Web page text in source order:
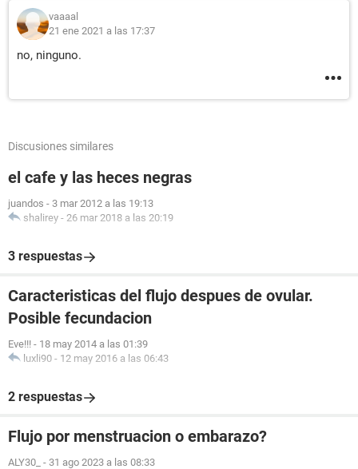
vaaaal
21 ene 2021 a las 17:37
no, ninguno.
Discusiones similares
el cafe y las heces negras
juandos - 3 mar 2012 a las 19:13
shalirey - 26 mar 2018 a las 20:19
3 respuestas
Caracteristicas del flujo despues de ovular.
Posible fecundacion
Eve!!! - 18 may 2014 a las 01:39
luxli90 - 12 may 2016 a las 06:43
2 respuestas
Flujo por menstruacion o embarazo?
ALY30_ - 31 ago 2023 a las 08:33